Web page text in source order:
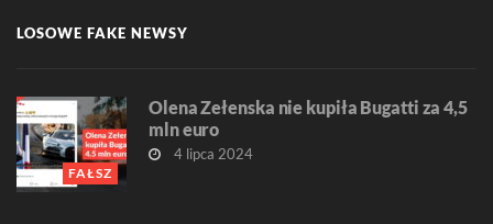
LOSOWE FAKE NEWSY
FAŁSZ
Olena Zełenska nie kupiła Bugatti za 4,5
mln euro
4 lipca 2024